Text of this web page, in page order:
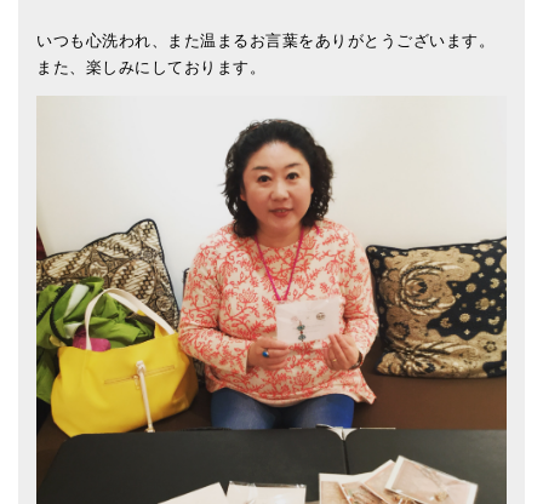
いつも心洗われ、また温まるお言葉をありがとうございます。
また、楽しみにしております。